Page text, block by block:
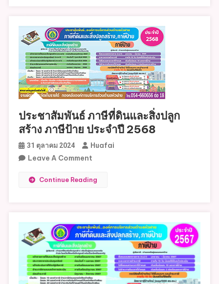
ช่อง
ทางการ
ชำระ
ภาษี
ที่ดิน
และ
ปลูก
สร้าง
และ
ภาษี
ประจำ
องค์การ
บริหาร
ส่วน
ตำบล
หัว
ประชาสัมพันธ์ ภาษีที่ดินและสิ่งปลูก
สร้าง ภาษีป้าย ประจำปี 2568
31 ตุลาคม 2024
Huafai
Leave A CommentOn
ภาษี
ปลูก
สร้าง
ภาษี
ป้าย
ประจำ
Continue Reading